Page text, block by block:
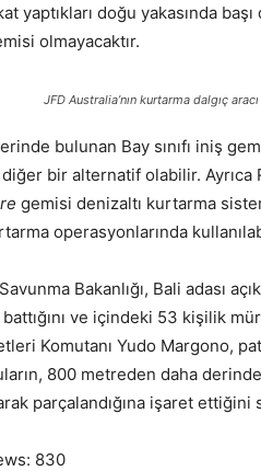
yaptıkları doğu yakasında
olmayacaktır.
JFD Australia’nın kurtarma dalgıç
bulunan Bay sınıfı iniş
diğer bir alternatif olabilir.
gemisi denizaltı kurtarma
operasyonlarında
Bakanlığı, Bali adası
battığını ve içindeki 53 kişilik
Komutanı Yudo Margono,
800 metreden daha
parçalandığına işaret ettiğini
830